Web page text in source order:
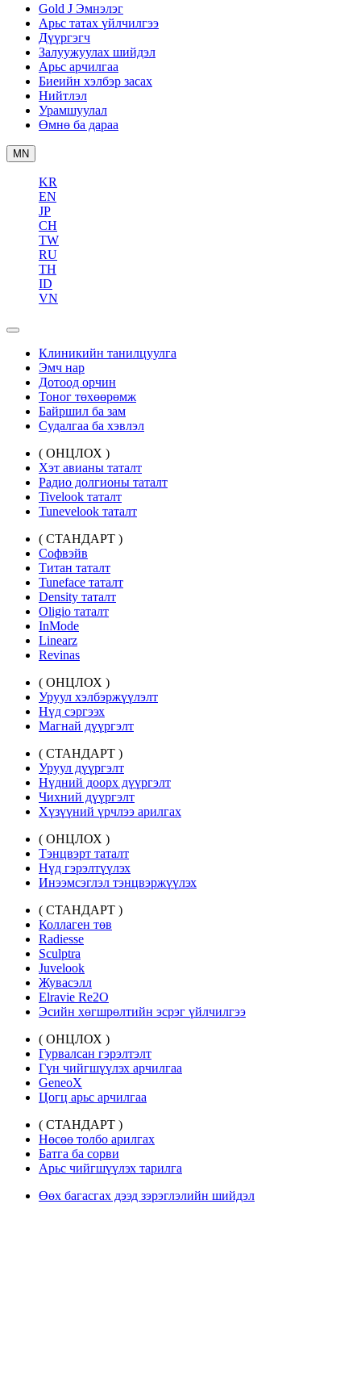
Gold J Эмнэлэг
Арьс татах үйлчилгээ
Дүүргэгч
Залуужуулах шийдэл
Арьс арчилгаа
Биеийн хэлбэр засах
Нийтлэл
Урамшуулал
Өмнө ба дараа
MN
KR
EN
JP
CH
TW
RU
TH
ID
VN
Клиникийн танилцуулга
Эмч нар
Дотоод орчин
Тоног төхөөрөмж
Байршил ба зам
Судалгаа ба хэвлэл
( ОНЦЛОХ )
Хэт авианы таталт
Радио долгионы таталт
Tivelook таталт
Tunevelook таталт
( СТАНДАРТ )
Софвэйв
Титан таталт
Tuneface таталт
Density таталт
Oligio таталт
InMode
Linearz
Revinas
( ОНЦЛОХ )
Уруул хэлбэржүүлэлт
Нүд сэргээх
Магнай дүүргэлт
( СТАНДАРТ )
Уруул дүүргэлт
Нүдний доорх дүүргэлт
Чихний дүүргэлт
Хүзүүний үрчлээ арилгах
( ОНЦЛОХ )
Тэнцвэрт таталт
Нүд гэрэлтүүлэх
Инээмсэглэл тэнцвэржүүлэх
( СТАНДАРТ )
Коллаген төв
Radiesse
Sculptra
Juvelook
Жувасэлл
Elravie Re2O
Эсийн хөгшрөлтийн эсрэг үйлчилгээ
( ОНЦЛОХ )
Гурвалсан гэрэлтэлт
Гүн чийгшүүлэх арчилгаа
GeneoX
Цогц арьс арчилгаа
( СТАНДАРТ )
Нөсөө толбо арилгах
Батга ба сорви
Арьс чийгшүүлэх тарилга
Өөх багасгах дээд зэрэглэлийн шийдэл